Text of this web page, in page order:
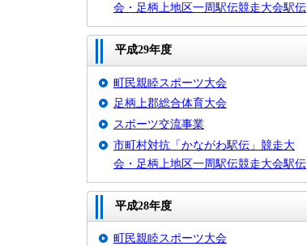
会・足柄上地区一周駅伝競走大会駅伝
平成29年度
町民親睦スポーツ大会
足柄上郡総合体育大会
スポーツ交流事業
市町村対抗「かながわ駅伝」競走大
会・足柄上地区一周駅伝競走大会駅伝
平成28年度
町民親睦スポーツ大会